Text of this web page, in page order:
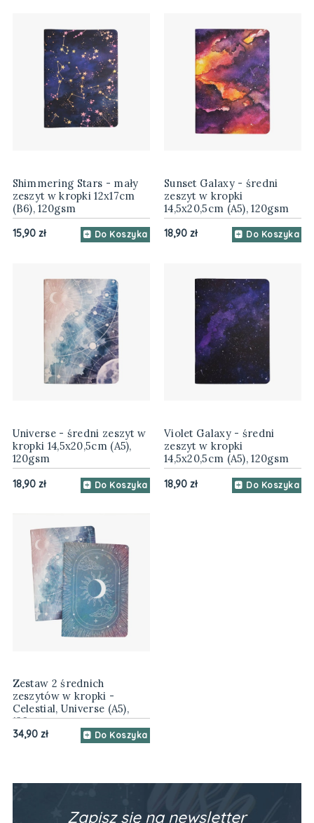
Shimmering Stars - mały
zeszyt w kropki 12x17cm
(B6), 120gsm
15,90 zł Do Koszyka
Sunset Galaxy - średni
zeszyt w kropki
14,5x20,5cm (A5), 120gsm
18,90 zł Do Koszyka
Universe - średni zeszyt w
kropki 14,5x20,5cm (A5),
120gsm
18,90 zł Do Koszyka
Violet Galaxy - średni
zeszyt w kropki
14,5x20,5cm (A5), 120gsm
18,90 zł Do Koszyka
Zestaw 2 średnich
zeszytów w kropki -
Celestial, Universe (A5),
120gsm
34,90 zł Do Koszyka
Zapisz się na newsletter